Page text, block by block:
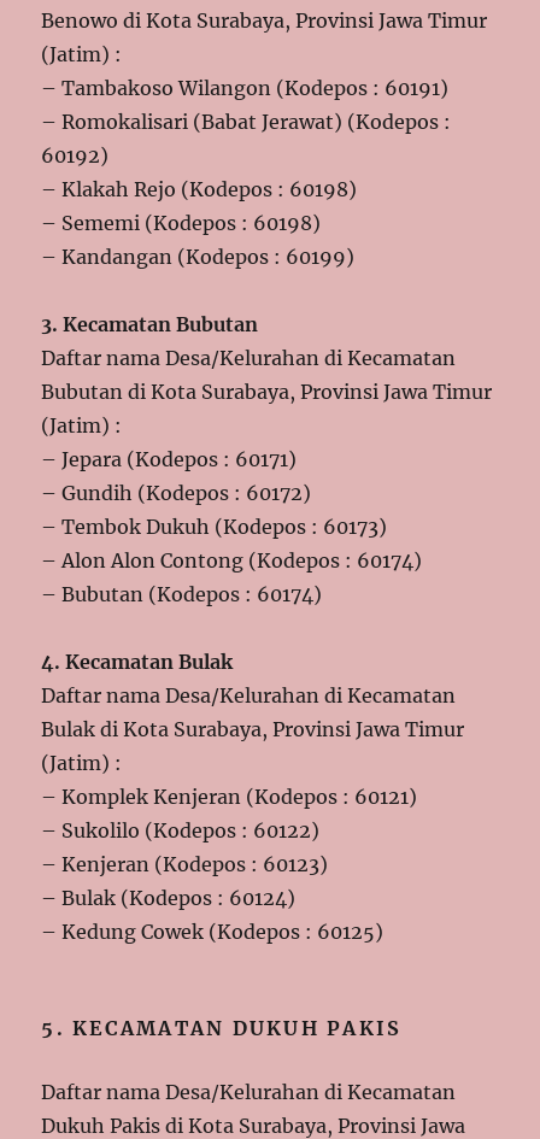
Benowo di Kota Surabaya, Provinsi Jawa Timur
(Jatim) :
– Tambakoso Wilangon (Kodepos : 60191)
– Romokalisari (Babat Jerawat) (Kodepos :
60192)
– Klakah Rejo (Kodepos : 60198)
– Sememi (Kodepos : 60198)
– Kandangan (Kodepos : 60199)
3. Kecamatan Bubutan
Daftar nama Desa/Kelurahan di Kecamatan
Bubutan di Kota Surabaya, Provinsi Jawa Timur
(Jatim) :
– Jepara (Kodepos : 60171)
– Gundih (Kodepos : 60172)
– Tembok Dukuh (Kodepos : 60173)
– Alon Alon Contong (Kodepos : 60174)
– Bubutan (Kodepos : 60174)
4. Kecamatan Bulak
Daftar nama Desa/Kelurahan di Kecamatan
Bulak di Kota Surabaya, Provinsi Jawa Timur
(Jatim) :
– Komplek Kenjeran (Kodepos : 60121)
– Sukolilo (Kodepos : 60122)
– Kenjeran (Kodepos : 60123)
– Bulak (Kodepos : 60124)
– Kedung Cowek (Kodepos : 60125)
5. KECAMATAN DUKUH PAKIS
Daftar nama Desa/Kelurahan di Kecamatan
Dukuh Pakis di Kota Surabaya, Provinsi Jawa